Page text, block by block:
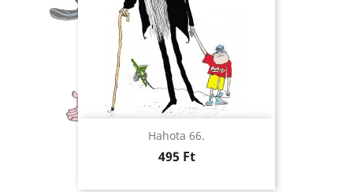
Hahota 66.
Ár
495 Ft